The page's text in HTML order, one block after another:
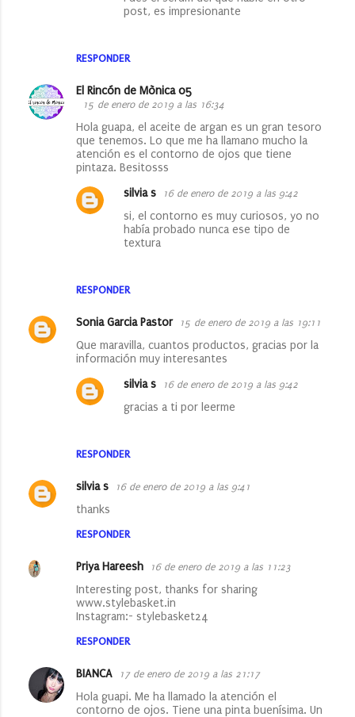
RESPONDER
post, es impresionante
El Rincón de Mònica 05
15 de enero de 2019 a las 16:34
Hola guapa, el aceite de argan es un gran tesoro
que tenemos. Lo que me ha llamano mucho la
atención es el contorno de ojos que tiene
pintaza. Besitosss
RESPONDER
silvia s 16 de enero de 2019 a las 9:42
si, el contorno es muy curiosos, yo no
había probado nunca ese tipo de
textura
Sonia Garcia Pastor 15 de enero de 2019 a las 19:11
Que maravilla, cuantos productos, gracias por la
información muy interesantes
RESPONDER
silvia s 16 de enero de 2019 a las 9:42
gracias a ti por leerme
silvia s 16 de enero de 2019 a las 9:41
thanks
RESPONDER
Priya Hareesh 16 de enero de 2019 a las 11:23
Interesting post, thanks for sharing
www.stylebasket.in
Instagram:- stylebasket24
RESPONDER
BIANCA 17 de enero de 2019 a las 21:17
Hola guapi. Me ha llamado la atención el
contorno de ojos. Tiene una pinta buenísima. Un